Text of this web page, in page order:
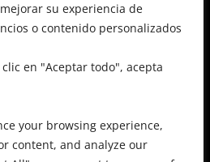
su experiencia de
o contenido personalizados
en "Aceptar todo", acepta
your browsing experience,
content, and analyze our